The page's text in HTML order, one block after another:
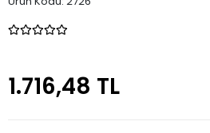
1.716,48 TL